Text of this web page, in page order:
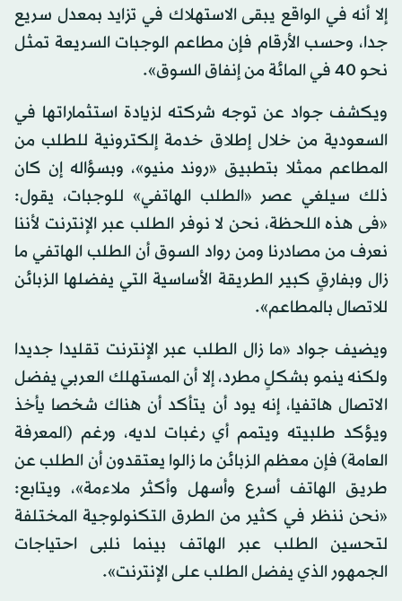
إلا أنه في الواقع يبقى الاستهلاك في تزايد بمعدل سريع
جدا، وحسب الأرقام فإن مطاعم الوجبات السريعة تمثل
نحو 40 في المائة من إنفاق السوق».
ويكشف جواد عن توجه شركته لزيادة استثماراتها في
السعودية من خلال إطلاق خدمة إلكترونية للطلب من
المطاعم ممثلا بتطبيق «روند منيو»، وبسؤاله إن كان
ذلك سيلغي عصر «الطلب الهاتفي» للوجبات، يقول:
«فى هذه اللحظة، نحن لا نوفر الطلب عبر الإنترنت لأننا
نعرف من مصادرنا ومن رواد السوق أن الطلب الهاتفي ما
زال وبفارقٍ كبير الطريقة الأساسية التي يفضلها الزبائن
للاتصال بالمطاعم».
ويضيف جواد «ما زال الطلب عبر الإنترنت تقليدا جديدا
ولكنه ينمو بشكلٍ مطرد، إلا أن المستهلك العربي يفضل
الاتصال هاتفيا، إنه يود أن يتأكد أن هناك شخصا يأخذ
ويؤكد طلبيته ويتمم أي رغبات لديه، ورغم (المعرفة
العامة) فإن معظم الزبائن ما زالوا يعتقدون أن الطلب عن
طريق الهاتف أسرع وأسهل وأكثر ملاءمة»، ويتابع:
«نحن ننظر في كثير من الطرق التكنولوجية المختلفة
لتحسين الطلب عبر الهاتف بينما نلبى احتياجات
الجمهور الذي يفضل الطلب على الإنترنت».